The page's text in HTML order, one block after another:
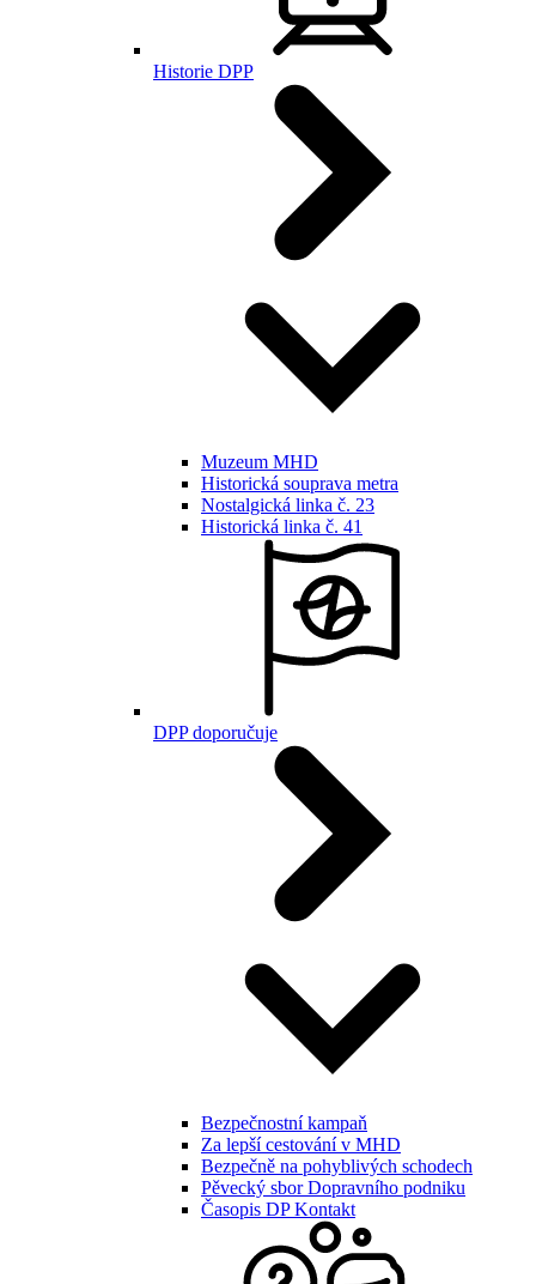
Historie DPP
Muzeum MHD
Historická souprava metra
Nostalgická linka č. 23
Historická linka č. 41
DPP doporučuje
Bezpečnostní kampaň
Za lepší cestování v MHD
Bezpečně na pohyblivých schodech
Pěvecký sbor Dopravního podniku
Časopis DP Kontakt